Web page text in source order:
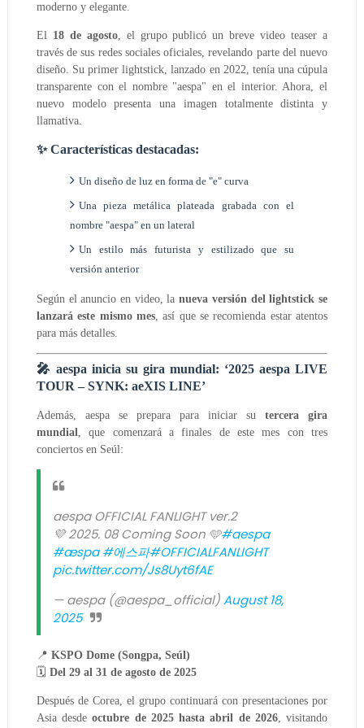
moderno y elegante.
El 18 de agosto, el grupo publicó un breve video teaser a
través de sus redes sociales oficiales, revelando parte del nuevo
diseño. Su primer lightstick, lanzado en 2022, tenía una cúpula
transparente con el nombre "aespa" en el interior. Ahora, el
nuevo modelo presenta una imagen totalmente distinta y
llamativa.
✨ Características destacadas:
Un diseño de luz en forma de "e" curva
Unapieza metálica plateada grabada con el
nombre "aespa" en un lateral
Un estilo másfuturista y estilizado que su
versión anterior
Según el anuncio en video, lanueva versión del lightstick se
lanzará este mismo mes, así que se recomienda estar atentos
para más detalles.
🎤 aespa inicia su gira mundial: ‘2025 aespa LIVE
TOUR – SYNK: aeXIS LINE’
Además, aespa se prepara para iniciar sutercera gira
mundial, que comenzará a finales de este mes con tres
conciertos en Seúl:
aespa OFFICIAL FANLIGHT ver.2
💜 2025. 08 Coming Soon 🩵#aespa
#æspa #에스파#OFFICIALFANLIGHT
pic.twitter.com/Js8Uyt6fAE
— aespa (@aespa_official)August 18,
2025
📍 KSPO Dome (Songpa, Seúl)
🗓️ Del 29 al 31 de agosto de 2025
Después de Corea, el grupo continuará con presentaciones por
Asia desdeoctubre de 2025 hasta abril de 2026, visitando